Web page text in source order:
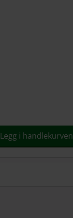
Legg i handlekurven